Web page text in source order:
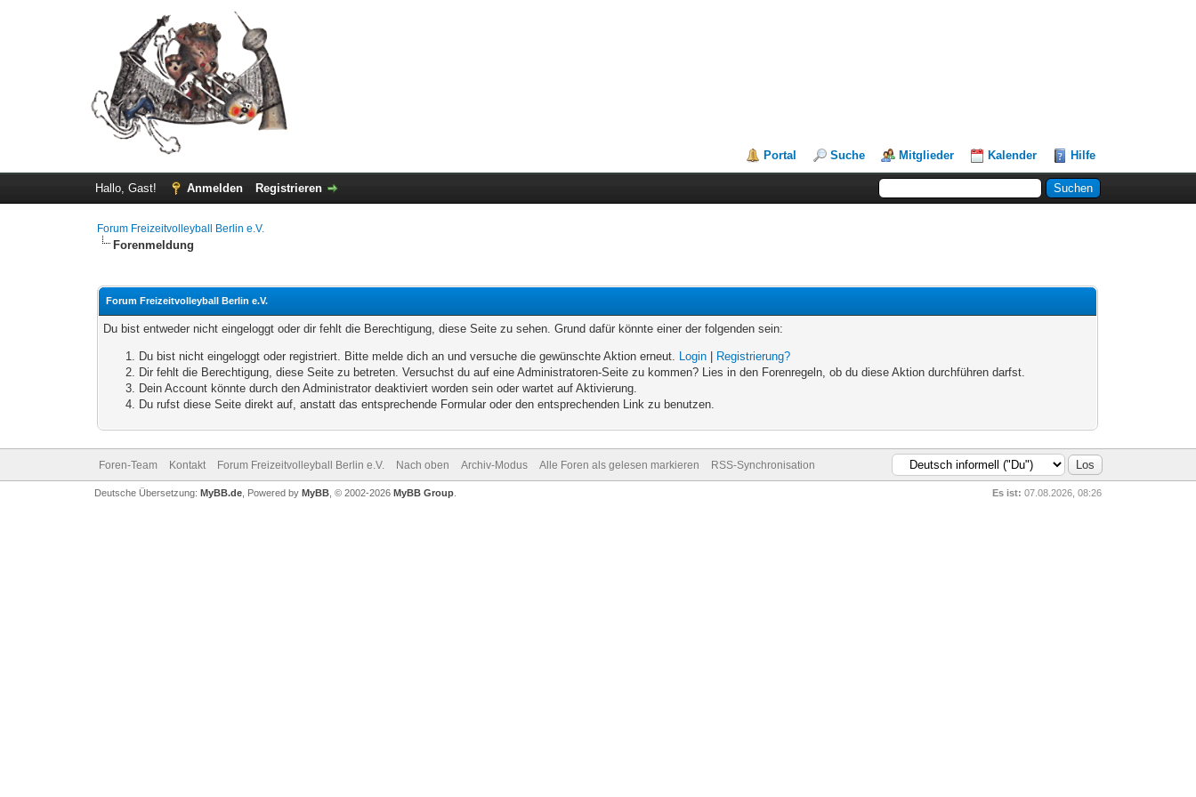
Portal Suche Mitglieder Kalender Hilfe
Hallo, Gast! Anmelden Registrieren
Forum Freizeitvolleyball Berlin e.V.
Forenmeldung
Forum Freizeitvolleyball Berlin e.V.
Du bist entweder nicht eingeloggt oder dir fehlt die Berechtigung, diese Seite zu sehen. Grund dafür könnte einer der folgenden sein:
Du bist nicht eingeloggt oder registriert. Bitte melde dich an und versuche die gewünschte Aktion erneut. Login
Registrierung?
Dir fehlt die Berechtigung, diese Seite zu betreten. Versuchst du auf eine Administratoren-Seite zu kommen? Lies in den Forenregeln, ob du diese Aktion durchführen darfst.
Dein Account könnte durch den Administrator deaktiviert worden sein oder wartet auf Aktivierung.
Du rufst diese Seite direkt auf, anstatt das entsprechende Formular oder den entsprechenden Link zu benutzen.
Foren-Team Kontakt Forum Freizeitvolleyball Berlin e.V. Nach oben Archiv-Modus Alle Foren als gelesen markieren RSS-Synchronisation
Es ist: 07.08.2026, 08:26
Deutsche Übersetzung: MyBB.de, Powered by MyBB, © 2002-2026 MyBB Group.